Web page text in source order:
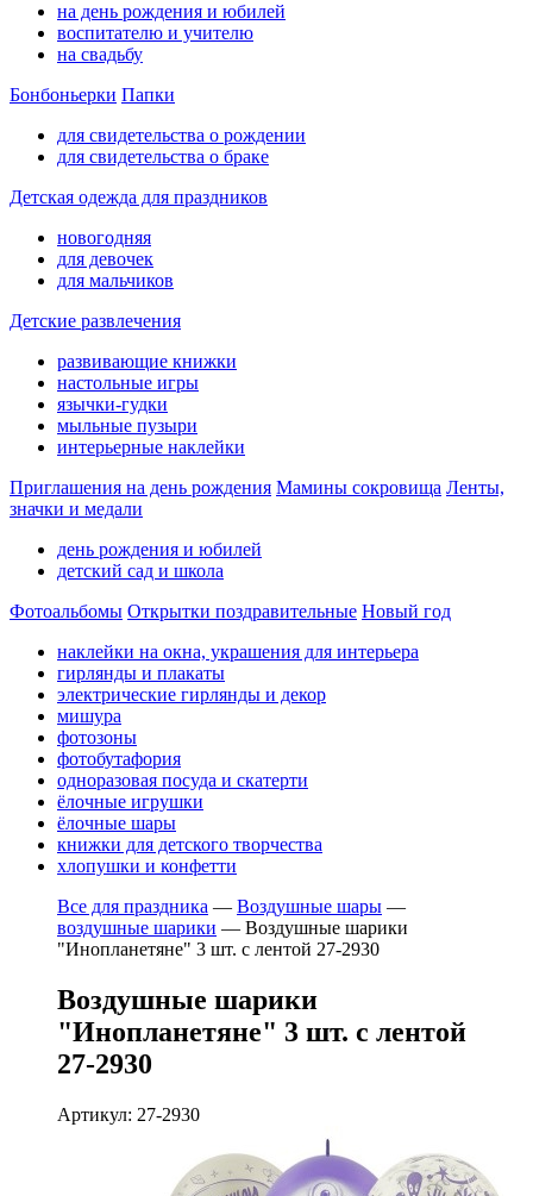
на день рождения и юбилей
воспитателю и учителю
на свадьбу
Бонбоньерки Папки
для свидетельства о рождении
для свидетельства о браке
Детская одежда для праздников
новогодняя
для девочек
для мальчиков
Детские развлечения
развивающие книжки
настольные игры
язычки-гудки
мыльные пузыри
интерьерные наклейки
Приглашения на день рождения Мамины сокровища Ленты,
значки и медали
день рождения и юбилей
детский сад и школа
Фотоальбомы Открытки поздравительные Новый год
наклейки на окна, украшения для интерьера
гирлянды и плакаты
электрические гирлянды и декор
мишура
фотозоны
фотобутафория
одноразовая посуда и скатерти
ёлочные игрушки
ёлочные шары
книжки для детского творчества
хлопушки и конфетти
Все для праздника — Воздушные шары —
воздушные шарики — Воздушные шарики
"Инопланетяне" 3 шт. с лентой 27-2930
Воздушные шарики
"Инопланетяне" 3 шт. с лентой
27-2930
Артикул: 27-2930